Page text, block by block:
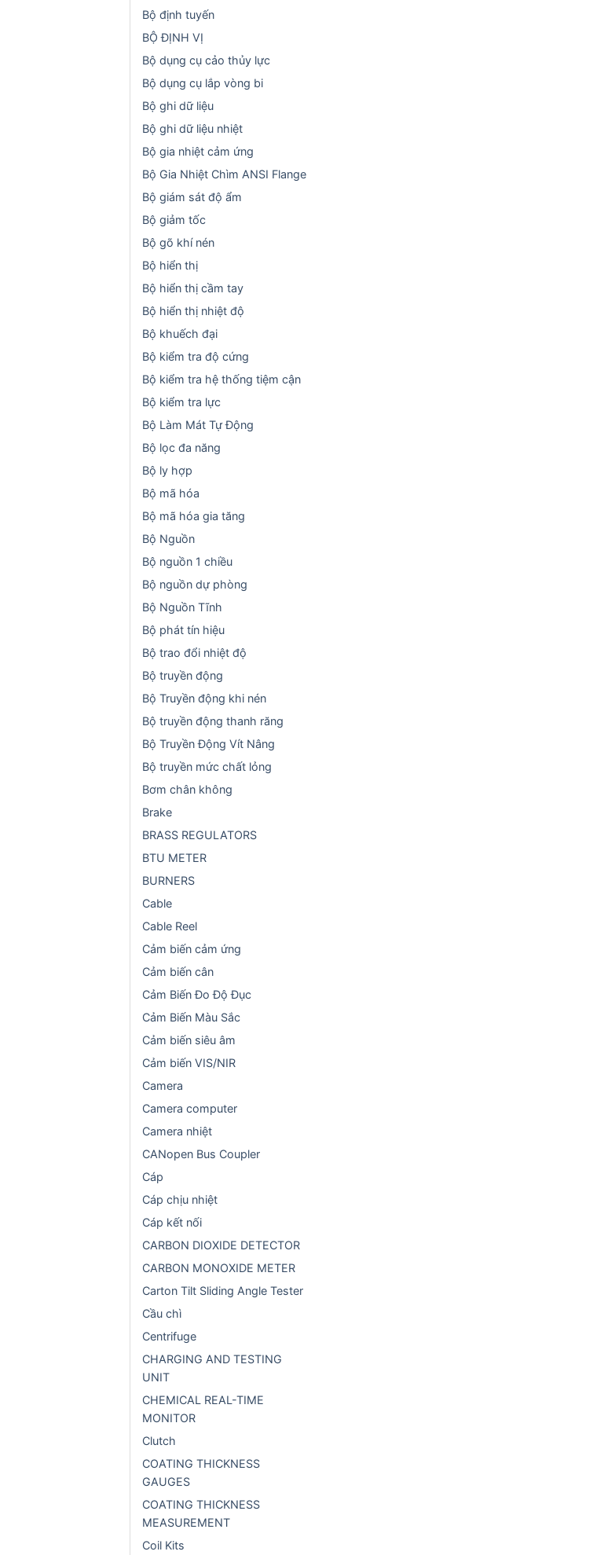
Bộ định tuyến
BỘ ĐỊNH VỊ
Bộ dụng cụ cảo thủy lực
Bộ dụng cụ lắp vòng bi
Bộ ghi dữ liệu
Bộ ghi dữ liệu nhiệt
Bộ gia nhiệt cảm ứng
Bộ Gia Nhiệt Chìm ANSI Flange
Bộ giám sát độ ẩm
Bộ giảm tốc
Bộ gõ khí nén
Bộ hiển thị
Bộ hiển thị cầm tay
Bộ hiển thị nhiệt độ
Bộ khuếch đại
Bộ kiểm tra độ cứng
Bộ kiểm tra hệ thống tiệm cận
Bộ kiểm tra lực
Bộ Làm Mát Tự Động
Bộ lọc đa năng
Bộ ly hợp
Bộ mã hóa
Bộ mã hóa gia tăng
Bộ Nguồn
Bộ nguồn 1 chiều
Bộ nguồn dự phòng
Bộ Nguồn Tĩnh
Bộ phát tín hiệu
Bộ trao đổi nhiệt độ
Bộ truyền động
Bộ Truyền động khi nén
Bộ truyền động thanh răng
Bộ Truyền Động Vít Nâng
Bộ truyền mức chất lỏng
Bơm chân không
Brake
BRASS REGULATORS
BTU METER
BURNERS
Cable
Cable Reel
Cảm biến cảm ứng
Cảm biến cân
Cảm Biến Đo Độ Đục
Cảm Biến Màu Sắc
Cảm biến siêu âm
Cảm biến VIS/NIR
Camera
Camera computer
Camera nhiệt
CANopen Bus Coupler
Cáp
Cáp chịu nhiệt
Cáp kết nối
CARBON DIOXIDE DETECTOR
CARBON MONOXIDE METER
Carton Tilt Sliding Angle Tester
Cầu chì
Centrifuge
CHARGING AND TESTING
UNIT
CHEMICAL REAL-TIME
MONITOR
Clutch
COATING THICKNESS
GAUGES
COATING THICKNESS
MEASUREMENT
Coil Kits